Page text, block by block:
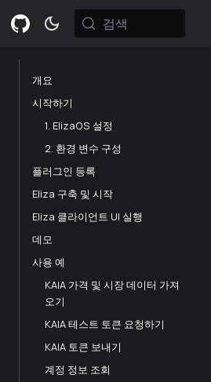
검색
개요
시작하기
1. ElizaOS 설정
2. 환경 변수 구성
플러그인 등록
Eliza 구축 및 시작
Eliza 클라이언트 UI 실행
데모
사용 예
KAIA 가격 및 시장 데이터 가져
오기
KAIA 테스트 토큰 요청하기
KAIA 토큰 보내기
계정 정보 조회